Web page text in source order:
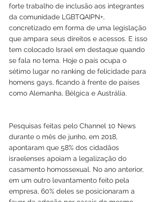
forte trabalho de inclusão aos integrantes
da comunidade LGBTQAIPN+,
concretizado em forma de uma legislação
que ampara seus direitos e acessos. E isso
tem colocado Israel em destaque quando
se fala no tema. Hoje o país ocupa o
sétimo lugar no ranking de felicidade para
homens gays, ficando à frente de países
como Alemanha, Bélgica e Austrália.
Pesquisas feitas pelo Channel 10 News
durante o mês de junho, em 2018,
apontaram que 58% dos cidadãos
israelenses apoiam a legalização do
casamento homossexual. No ano anterior,
em um outro levantamento feito pela
empresa, 60% deles se posicionaram a